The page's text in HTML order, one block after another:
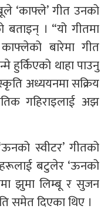
‘काफ्ले’ गीत उनको
। “यो गीतमा
बारेमा गीत
हुर्किएको थाहा पाउनु
अध्ययनमा सक्रिय
गहिराइलाई अझ
स्वीटर’ गीतको
बटुलेर ‘ऊनको
झुमा लिम्बू र सुजन
समेत दिएका थिए ।